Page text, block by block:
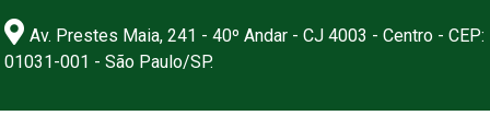
Av. Prestes Maia, 241 - 40º Andar - CJ 4003 - Centro - CEP:
01031-001 - São Paulo/SP.